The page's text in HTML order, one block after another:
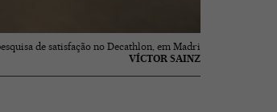
de satisfação no Decathlon, em Madri
VÍCTOR SAINZ